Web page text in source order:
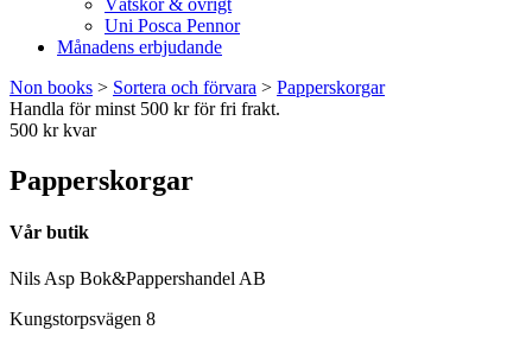
Vätskor & övrigt
Uni Posca Pennor
Månadens erbjudande
Non books > Sortera och förvara > Papperskorgar
Handla för minst 500 kr för fri frakt.
500 kr kvar
Papperskorgar
Vår butik
Nils Asp Bok&Pappershandel AB
Kungstorpsvägen 8